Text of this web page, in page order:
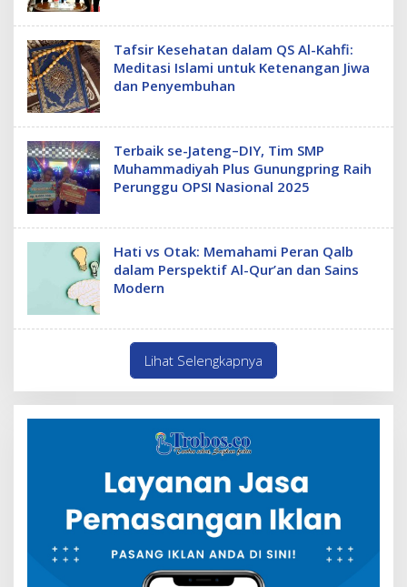
Tafsir Kesehatan dalam QS Al-Kahfi:
Meditasi Islami untuk Ketenangan Jiwa
dan Penyembuhan
Terbaik se-Jateng–DIY, Tim SMP
Muhammadiyah Plus Gunungpring Raih
Perunggu OPSI Nasional 2025
Hati vs Otak: Memahami Peran Qalb
dalam Perspektif Al-Qur’an dan Sains
Modern
Lihat Selengkapnya